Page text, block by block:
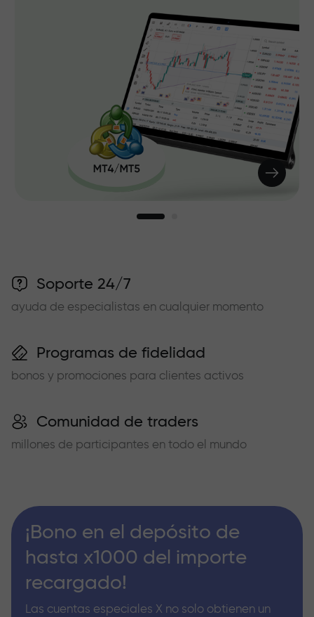
Soporte 24/7
ayuda de especialistas en cualquier momento
Programas de fidelidad
bonos y promociones para clientes activos
Comunidad de traders
millones de participantes en todo el mundo
¡Bono en el depósito de
hasta x1000 del importe
recargado!
Las cuentas especiales X no solo obtienen un